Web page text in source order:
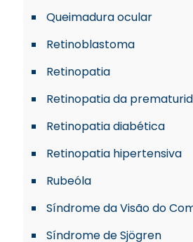
Queimadura ocular
Retinoblastoma
Retinopatia
Retinopatia da
Retinopatia diabética
Retinopatia hipertensiva
Rubeóla
Síndrome da Visão do
Síndrome de Sjögren